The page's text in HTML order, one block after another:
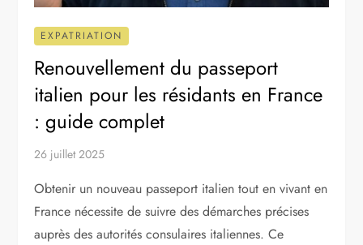
EXPATRIATION
Renouvellement du passeport
italien pour les résidants en France
: guide complet
26 juillet 2025
Obtenir un nouveau passeport italien tout en vivant en
France nécessite de suivre des démarches précises
auprès des autorités consulaires italiennes. Ce